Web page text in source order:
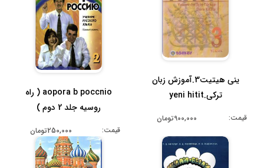
ینی هیتیت3.آموزش زبان
ترکی.yeni hitit
قیمت: 900,000تومان
aopora b poccnio ( راه
روسیه جلد 2 دوم )
قیمت: 250,000تومان